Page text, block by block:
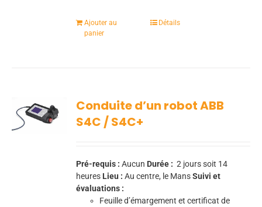
Ajouter au
panier
Détails
Conduite d’un robot ABB
S4C / S4C+
Pré-requis : Aucun Durée : 2 jours soit 14
heures Lieu : Au centre, le MansSuivi et
évaluations :
Feuille d’émargement et certificat de